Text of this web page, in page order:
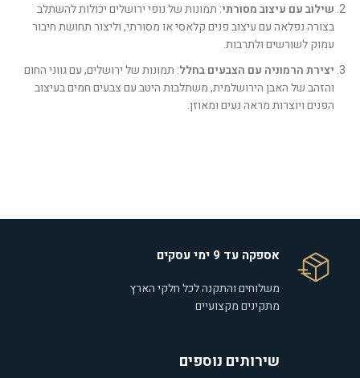
שילוב עם עיצוב מסורתי: תמונות של נופי ירושלים יכולות להשתלב
בצורה נפלאה עם עיצוב פנים קלאסי או מסורתי, וליצור תחושת חיבור
עמוק לשורשים ולתרבות.
יצירת הרמוניה עם הצבעים בחלל: תמונות של ירושלים, עם גווני החום
והזהב של האבן הירושלמית, משתלבות היטב עם צבעים חמים בעיצוב
הפנים ויוצרות מראה נעים ומאוזן.
אספקה עד 9 ימי עסקים
משלוחים והתקנה לכל חלקי הארץ
מתקינים מקצועיים
שירותים נוספים